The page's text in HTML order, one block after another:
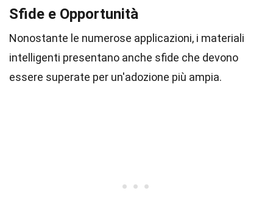
Sfide e Opportunità
Nonostante le numerose applicazioni, i materiali
intelligenti presentano anche sfide che devono
essere superate per un'adozione più ampia.